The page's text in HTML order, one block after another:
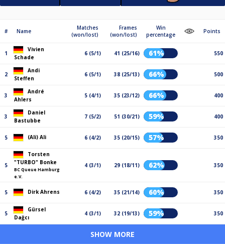
# Name
Matches
(won/lost)
Frames
(won/lost)
Win
percentage
Points
1
Vivien
Schade
6 (5/1) 41 (25/16) 61% 550
2
Andi
Steffen
6 (5/1) 38 (25/13) 66% 500
3
André
Ahlers
5 (4/1) 35 (23/12) 66% 400
3
Daniel
Bastubbe
7 (5/2) 51 (30/21) 59% 400
5 (Ali) Ali 6 (4/2) 35 (20/15) 57% 350
5
Torsten
"TURBO" Bonke
BC Queue Hamburg
e.V.
4 (3/1) 29 (18/11) 62% 350
5 Dirk Ahrens 6 (4/2) 35 (21/14) 60% 350
5
Gürsel
Dağcı
4 (3/1) 32 (19/13) 59% 350
SHOW MORE